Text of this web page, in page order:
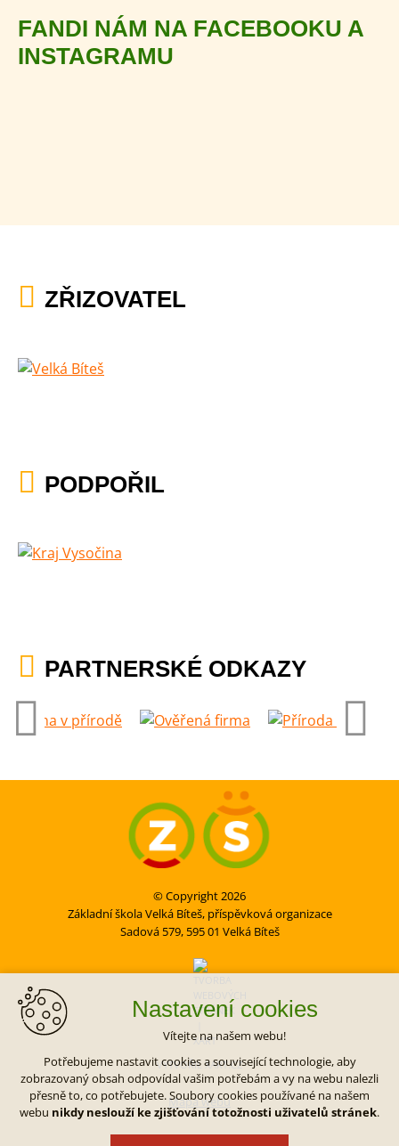
FANDI NÁM NA FACEBOOKU A
INSTAGRAMU
ZŘIZOVATEL
PODPOŘIL
PARTNERSKÉ ODKAZY
© Copyright 2026
Základní škola Velká Bíteš, příspěvková organizace
Sadová 579, 595 01 Velká Bíteš
VYTVOŘIL XART.CZ
Mapa webu
Nastavení cookies
Vítejte na našem webu!
Potřebujeme nastavit cookies a související technologie, aby
zobrazovaný obsah odpovídal vašim potřebám a vy na webu nalezli
přesně to, co potřebujete. Soubory cookies používané na našem
webu nikdy neslouží ke zjišťování totožnosti uživatelů stránek.